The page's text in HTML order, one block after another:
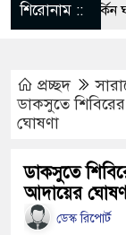
শিরোনাম ::
ছাড়াই মার্কিন
১০০ পরিবারকে নতুন
ছবি তুলে লন্ডনে
ছাত্রী
‘হাজারগুণ ভালো’
প্রচ্ছদ
ডাকসুতে
ঘোষণা
ডাকসুতে
আদায়ের
ডেস্ক রিপোর্ট